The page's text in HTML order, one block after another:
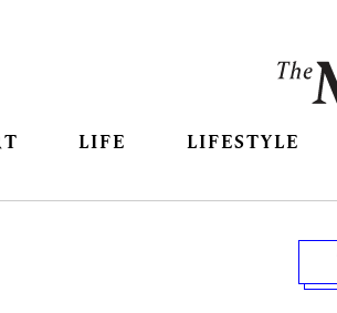
LIFE LIFESTYLE